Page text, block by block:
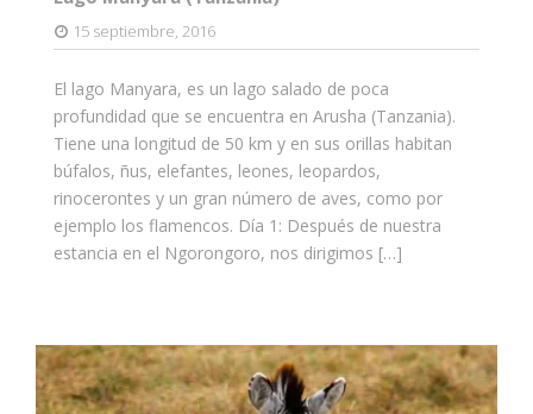
15 septiembre, 2016
El lago Manyara, es un lago salado de poca
profundidad que se encuentra en Arusha (Tanzania).
Tiene una longitud de 50 km y en sus orillas habitan
búfalos, ñus, elefantes, leones, leopardos,
rinocerontes y un gran número de aves, como por
ejemplo los flamencos. Día 1: Después de nuestra
estancia en el Ngorongoro, nos dirigimos […]